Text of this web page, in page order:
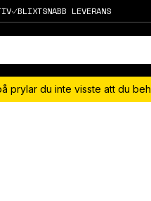
BLIXTSNABB LEVERANS
prylar du inte visste att du